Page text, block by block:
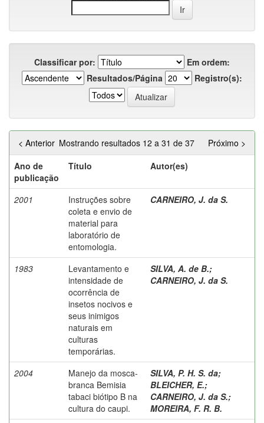
Classificar por:
Em ordem:
Resultados/Página
Registro(s):
Mostrando resultados 12 a 31 de 37
< Anterior
Próximo >
Ano de
publicação
Título Autor(es)
2001
Instruções sobre
coleta e envio de
material para
laboratório de
entomologia.
CARNEIRO, J. da S.
1983
Levantamento e
intensidade de
ocorrência de
insetos nocivos e
seus inimigos
naturais em
culturas
temporárias.
SILVA, A. de B.;
CARNEIRO, J. da S.
2004
Manejo da mosca-
branca Bemisia
tabaci biótipo B na
cultura do caupi.
SILVA, P. H. S. da;
BLEICHER, E.;
CARNEIRO, J. da S.;
MOREIRA, F. R. B.